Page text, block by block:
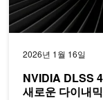
2026년 1월 16일
NVIDIA DLSS
새로운 다이내